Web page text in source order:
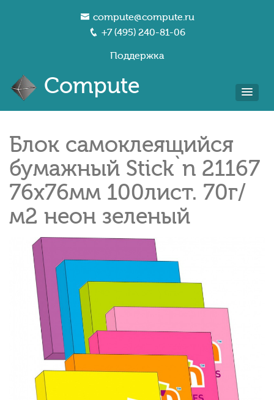
compute@compute.ru
+7 (495) 240-81-06
Поддержка
Compute
Блок самоклеящийся
бумажный Stick`n 21167
76x76мм 100лист. 70г/
м2 неон зеленый